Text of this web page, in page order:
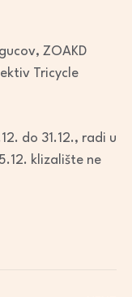
ZOAKD
Tricycle
do 31.12., radi u
klizalište ne